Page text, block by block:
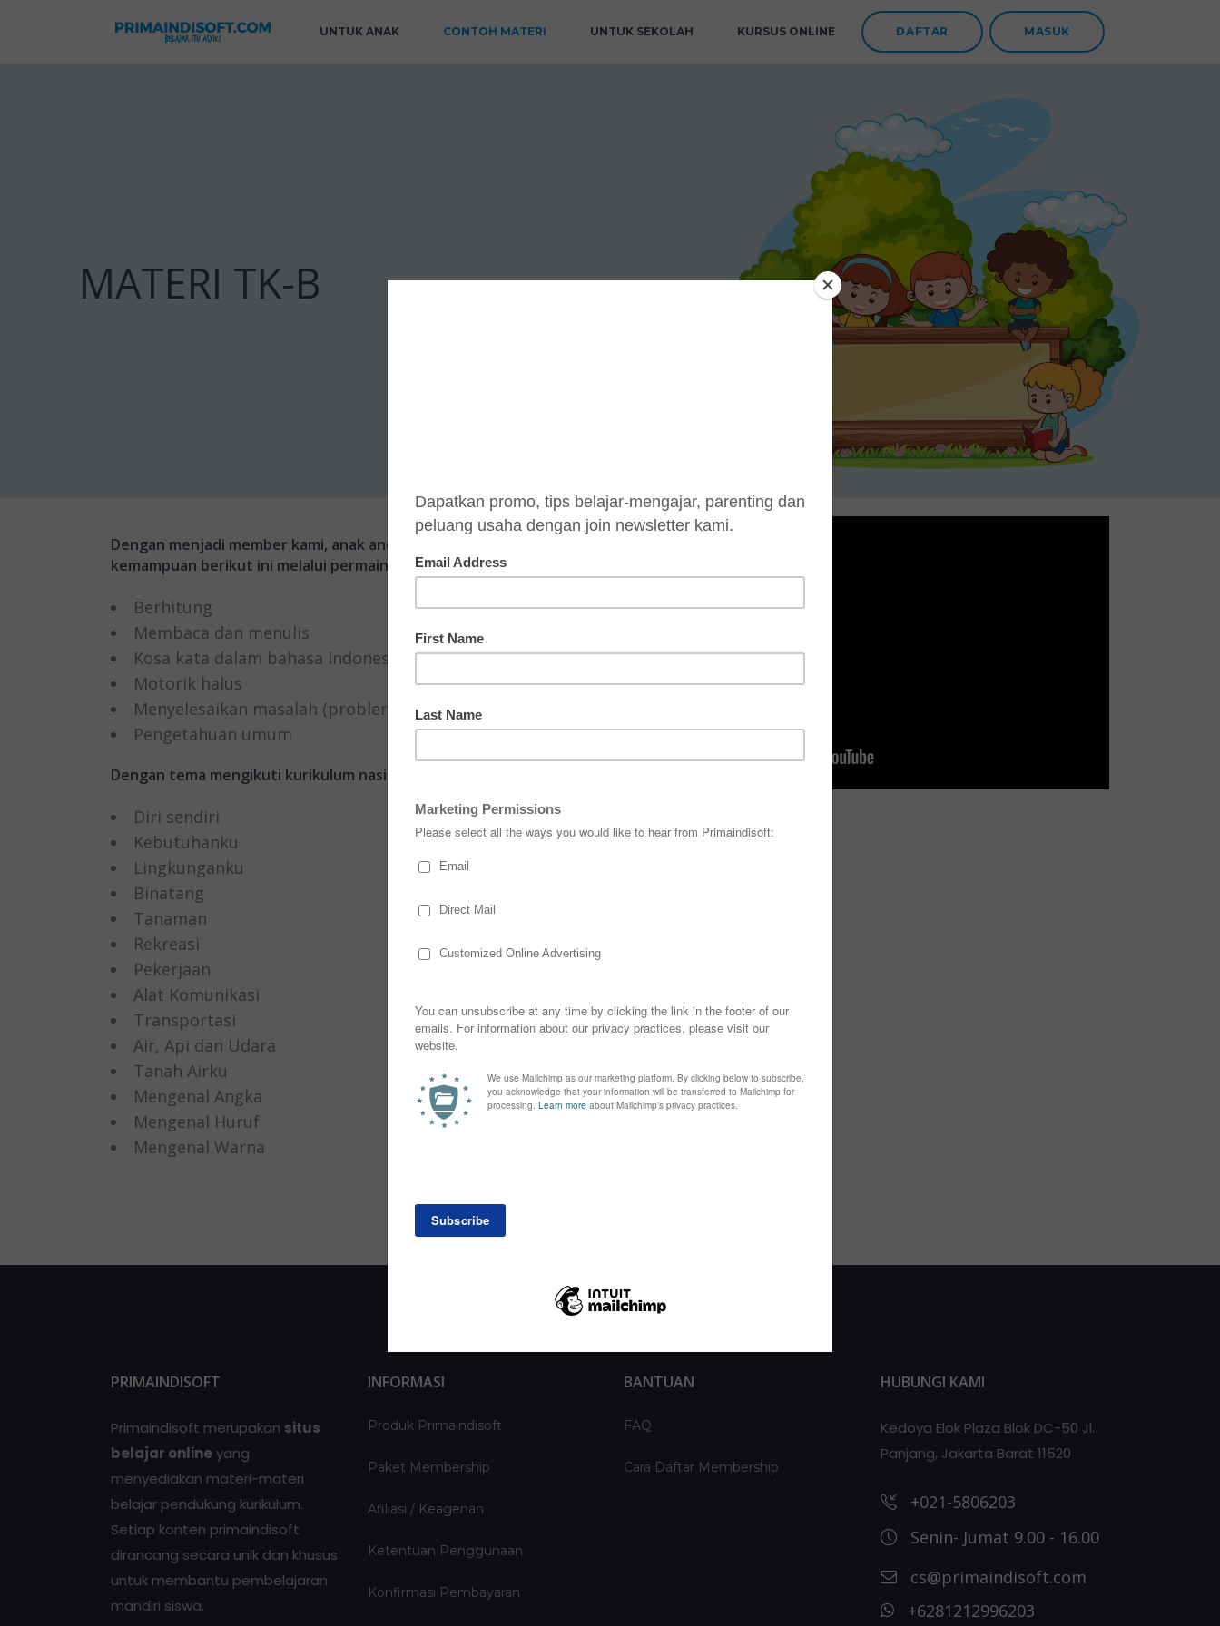
UNTUK ANAK CONTOH MATERI UNTUK SEKOLAH KURSUS ONLINE DAFTAR MASUK
MATERI TK-B
Dengan menjadi member kami, anak anda mengembangkan
kemampuan berikut ini melalui permainan, tutorial dan latihan soal:
Berhitung
Membaca dan menulis
Kosa kata dalam bahasa Indonesia dan bahasa Inggris
Motorik halus
Menyelesaikan masalah (problem solving)
Pengetahuan umum
Dengan tema mengikuti kurikulum nasional:
Diri sendiri
Kebutuhanku
Lingkunganku
Binatang
Tanaman
Rekreasi
Pekerjaan
Alat Komunikasi
Transportasi
Air, Api dan Udara
Tanah Airku
Mengenal Angka
Mengenal Huruf
Mengenal Warna
PRIMAINDISOFT
Primaindisoft merupakan situs
belajar onlineyang
menyediakan materi-materi
belajar pendukung kurikulum.
Setiap konten primaindisoft
dirancang secara unik dan khusus
untuk membantu pembelajaran
mandiri siswa.
INFORMASI
Produk Primaindisoft
Paket Membership
Afiliasi / Keagenan
Ketentuan Penggunaan
Konfirmasi Pembayaran
BANTUAN
FAQ
Cara Daftar Membership
HUBUNGI KAMI
Kedoya Elok Plaza Blok DC-50 Jl.
Panjang, Jakarta Barat 11520
+021-5806203
Senin- Jumat 9.00 - 16.00
cs@primaindisoft.com
+6281212996203